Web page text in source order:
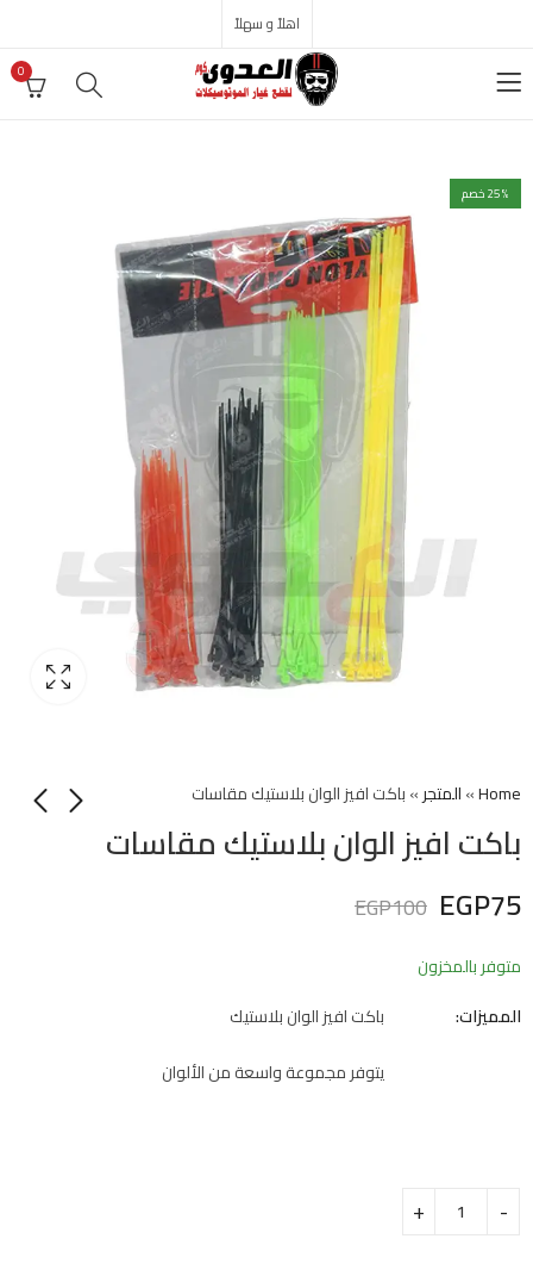
اهلاً و سهلاً
0
25% خصم
Home
»المتجر»باكت افيز الوان بلاستيك مقاسات
باكت افيز الوان بلاستيك مقاسات
EGP75
EGP100
متوفر بالمخزون
المميزات:
باكت افيز الوان بلاستيك
يتوفر مجموعة واسعة من الألوان